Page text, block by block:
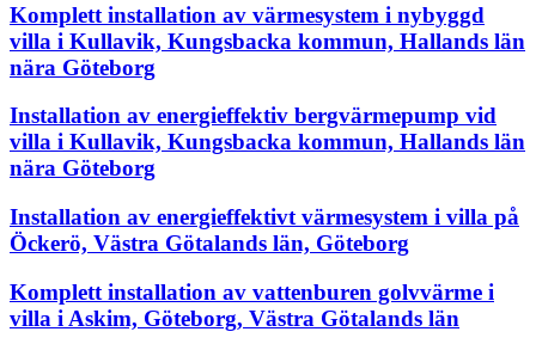
Komplett installation av värmesystem i nybyggd
villa i Kullavik, Kungsbacka kommun, Hallands län
nära Göteborg
Installation av energieffektiv bergvärmepump vid
villa i Kullavik, Kungsbacka kommun, Hallands län
nära Göteborg
Installation av energieffektivt värmesystem i villa på
Öckerö, Västra Götalands län, Göteborg
Komplett installation av vattenburen golvvärme i
villa i Askim, Göteborg, Västra Götalands län